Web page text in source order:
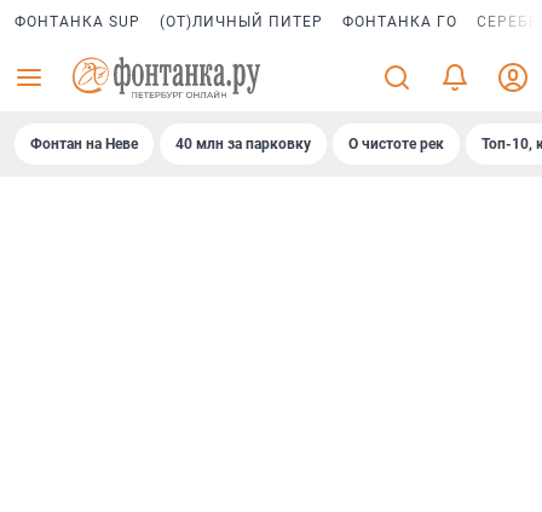
ФОНТАНКА SUP (ОТ)ЛИЧНЫЙ ПИТЕР ФОНТАНКА ГО
Фонтан на Неве 40 млн за парковку О чистоте рек Топ-10,